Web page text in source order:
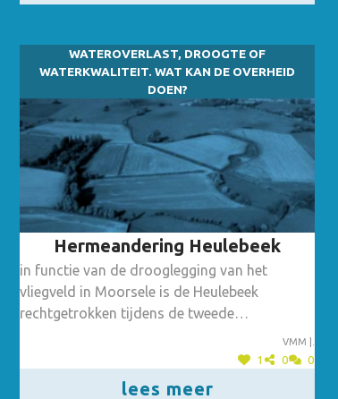
WATEROVERLAST, DROOGTE OF
WATERKWALITEIT. WAT KAN DE OVERHEID
DOEN?
Hermeandering Heulebeek
in functie van de drooglegging van het
vliegveld in Moorsele is de Heulebeek
rechtgetrokken tijdens de tweede
wereldoorlog, de twee meanders die nog
steeds in het landschap aanwezig zijn kunnen
terug ingeschakeld worden.
Vmm |.
1 0 0
lees meer